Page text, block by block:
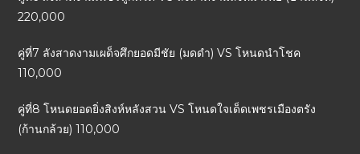
220,000
คู่ที่7 ลังสาดงามเผด็จศึกยอดมีชัย (มดดำ) VS โหนดนำโชค
110,000
คู่ที่8 โหนดยอดยิ่งสิงห์หลังสวน VS โหนดใจเด็ดเพชรเมืองตรัง
(ก้านกล้วย) 110,000